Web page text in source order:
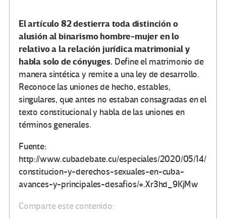
El artículo 82 destierra toda distinción o
alusión al binarismo hombre-mujer en lo
relativo a la relación jurídica matrimonial y
habla solo de cónyuges. Define el matrimonio de
manera sintética y remite a una ley de desarrollo.
Reconoce las uniones de hecho, estables,
singulares, que antes no estaban consagradas en el
texto constitucional y habla de las uniones en
términos generales.
Fuente:
http://www.cubadebate.cu/especiales/2020/05/14/
constitucion-y-derechos-sexuales-en-cuba-
avances-y-principales-desafios/#.Xr3hd_9KjMw
Comparte este contenido: